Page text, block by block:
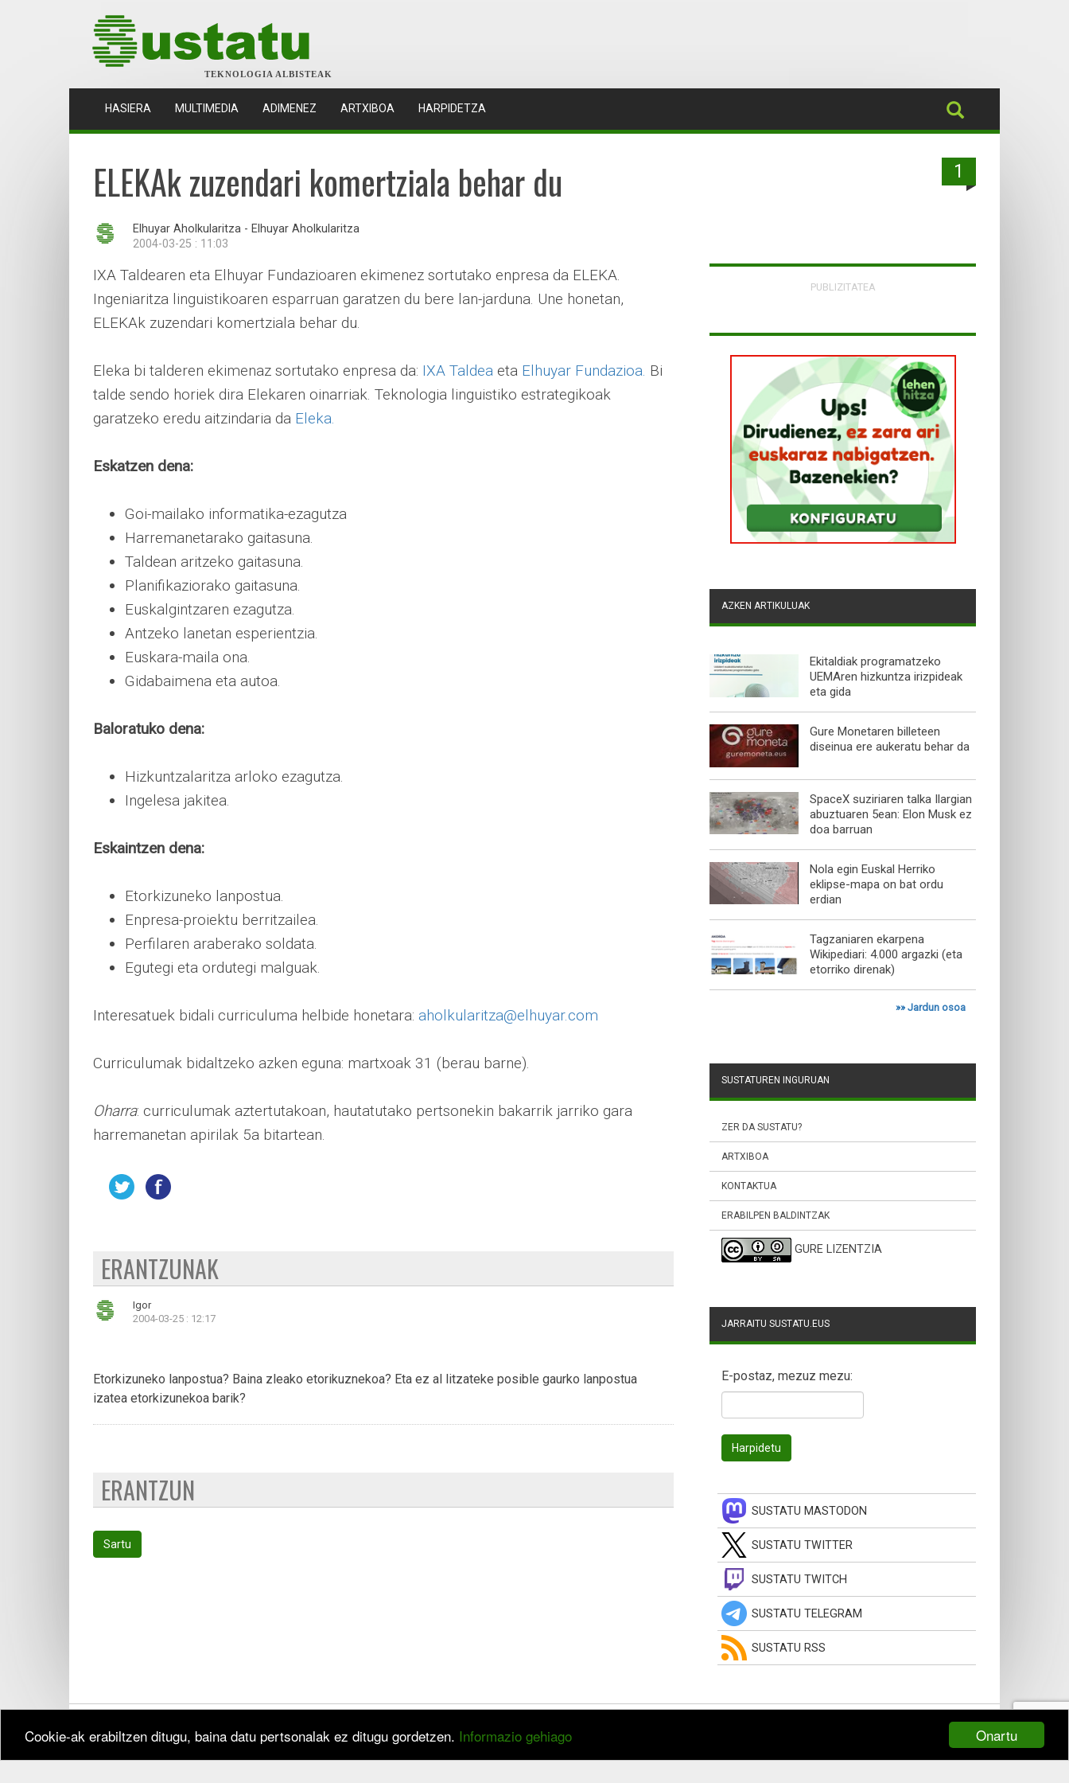
Onartu
Cookie-ak erabiltzen ditugu, baina datu pertsonalak ez ditugu gordetzen. Informazio gehiago
TEKNOLOGIA ALBISTEAK
HASIERA (CURRENT)
MULTIMEDIA ADIMENEZ ARTXIBOA HARPIDETZA
1
ELEKAk zuzendari komertziala behar du
Elhuyar Aholkularitza - Elhuyar Aholkularitza
2004-03-25 : 11:03
IXA Taldearen eta Elhuyar Fundazioaren ekimenez sortutako enpresa da ELEKA.
Ingeniaritza linguistikoaren esparruan garatzen du bere lan-jarduna. Une honetan,
ELEKAk zuzendari komertziala behar du.
Eleka bi talderen ekimenaz sortutako enpresa da: IXA Taldea eta Elhuyar Fundazioa. Bi
talde sendo horiek dira Elekaren oinarriak. Teknologia linguistiko estrategikoak
garatzeko eredu aitzindaria da Eleka.
Eskatzen dena:
Goi-mailako informatika-ezagutza
Harremanetarako gaitasuna.
Taldean aritzeko gaitasuna.
Planifikaziorako gaitasuna.
Euskalgintzaren ezagutza.
Antzeko lanetan esperientzia.
Euskara-maila ona.
Gidabaimena eta autoa.
Baloratuko dena:
Hizkuntzalaritza arloko ezagutza.
Ingelesa jakitea.
Eskaintzen dena:
Etorkizuneko lanpostua.
Enpresa-proiektu berritzailea.
Perfilaren araberako soldata.
Egutegi eta ordutegi malguak.
Interesatuek bidali curriculuma helbide honetara: aholkularitza@elhuyar.com
Curriculumak bidaltzeko azken eguna: martxoak 31 (berau barne).
Oharra: curriculumak aztertutakoan, hautatutako pertsonekin bakarrik jarriko gara
harremanetan apirilak 5a bitartean.
ERANTZUNAK
Igor
2004-03-25 : 12:17
Etorkizuneko lanpostua? Baina zleako etorikuznekoa? Eta ez al litzateke posible gaurko lanpostua
izatea etorkizunekoa barik?
ERANTZUN
Sartu
PUBLIZITATEA
AZKEN ARTIKULUAK
Ekitaldiak programatzeko
UEMAren hizkuntza irizpideak
eta gida
Gure Monetaren billeteen
diseinua ere aukeratu behar da
SpaceX suziriaren talka Ilargian
abuztuaren 5ean: Elon Musk ez
doa barruan
Nola egin Euskal Herriko
eklipse-mapa on bat ordu
erdian
Tagzaniaren ekarpena
Wikipediari: 4.000 argazki (eta
etorriko direnak)
»»Jardun osoa
SUSTATUREN INGURUAN
ZER DA SUSTATU?
ARTXIBOA
KONTAKTUA
ERABILPEN BALDINTZAK
GURE LIZENTZIA
JARRAITU SUSTATU.EUS
E-postaz, mezuz mezu:
SUSTATU MASTODON
SUSTATU TWITTER
SUSTATU TWITCH
SUSTATU TELEGRAM
SUSTATU RSS